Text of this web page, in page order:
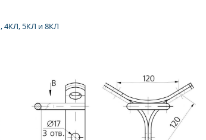
4КЛ, 5КЛ и 8КЛ